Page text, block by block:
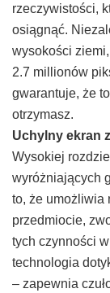
rzeczywistości,
osiągnąć.
wysokości
2.7 millionów
gwarantuje, że
otrzymasz.
Uchylny ekran
Wysokiej
wyróżniających
to, że umożliwia
przedmiocie,
tych czynności
technologia
– zapewnia